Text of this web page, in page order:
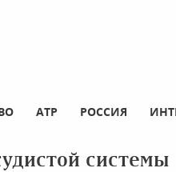
АТР РОССИЯ
системы